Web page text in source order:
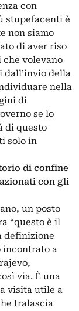
con
stupefacenti è
non siamo
di aver riso
volevano
dall’invio della
nella
di
se lo
di questo
solo in
di confine
con gli
un posto
“questo è il
definizione
incontrato a
via. È una
visita utile a
tralascia